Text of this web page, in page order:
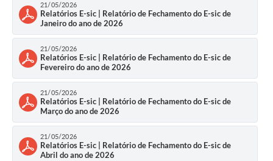
21/05/2026
Relatórios E-sic | Relatório de Fechamento do E-sic de
Janeiro do ano de 2026
21/05/2026
Relatórios E-sic | Relatório de Fechamento do E-sic de
Fevereiro do ano de 2026
21/05/2026
Relatórios E-sic | Relatório de Fechamento do E-sic de
Março do ano de 2026
21/05/2026
Relatórios E-sic | Relatório de Fechamento do E-sic de
Abril do ano de 2026